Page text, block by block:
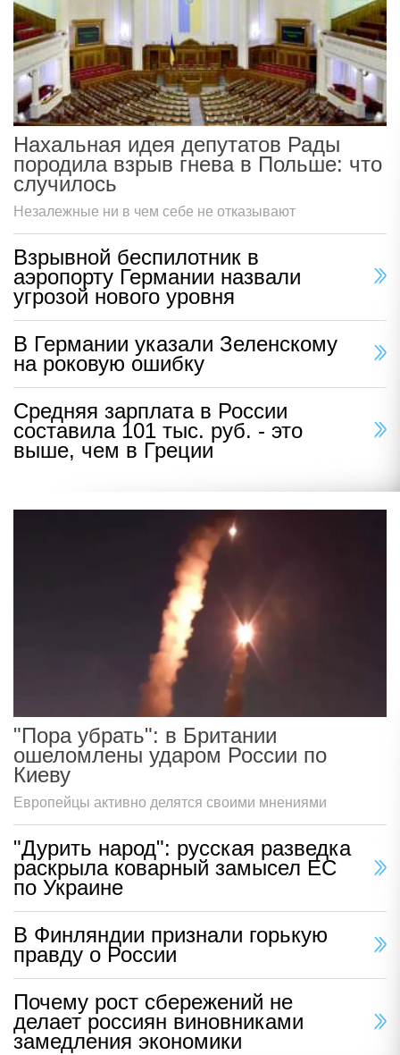
Нахальная идея депутатов Рады
породила взрыв гнева в Польше: что
случилось
Незалежные ни в чем себе не отказывают
Взрывной беспилотник в
аэропорту Германии назвали
угрозой нового уровня
В Германии указали Зеленскому
на роковую ошибку
Средняя зарплата в России
составила 101 тыс. руб. - это
выше, чем в Греции
"Пора убрать": в Британии
ошеломлены ударом России по
Киеву
Европейцы активно делятся своими мнениями
"Дурить народ": русская разведка
раскрыла коварный замысел ЕС
по Украине
В Финляндии признали горькую
правду о России
Почему рост сбережений не
делает россиян виновниками
замедления экономики